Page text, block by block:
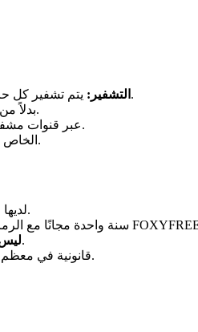
التشفير: يتم تشفير كل حركة المرور على الإنترنت الخاصة بك بتشفير عسكري. حتى إذا اعترض شخص ما بياناتك، فستكون غير قابلة للقراءة.
يتم إخفاء عنوان IP الحقيقي الخاص بك. ترى مواقع الويب والخدمات عنوان IP الخاص بخادم VPN بدلاً من عنوانك.
يتم توجيه طلبات DNS عبر قنوات مشفرة، مما يمنع مزود خدمة الإنترنت الخاص بك من رؤية مواقع الويب التي تزورها.
يجعل بروتوكول VLESS+Reality اتصال VPN الخاص بك غير قابل للتمييز عن حركة مرور الويب العادية.
- البروتوكولات الحديثة مثل VLESS لديها الحد الأدنى من النفقات العامة. لن تلاحظ الفرق.
- الخصوصية لا تتعلق بالاختباء. يتعلق الأمر بالتحكم في من يمكنه الوصول إلى معلوماتك الشخصية.
- شبكات VPN قانونية في معظم البلدان. إنها أداة أمان قياسية تستخدمها الشركات في جميع أنحاء العالم.